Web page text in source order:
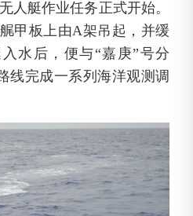
人艇作业任务正式开始。
甲板上由A架吊起，并缓
水后，便与“嘉庚”号分
线完成一系列海洋观测调